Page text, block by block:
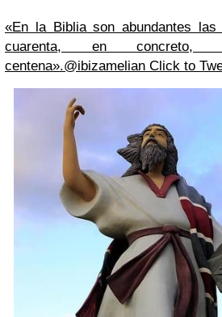
«En la Biblia son abundantes las
cuarenta, en
centena».@ibizamelian Click to